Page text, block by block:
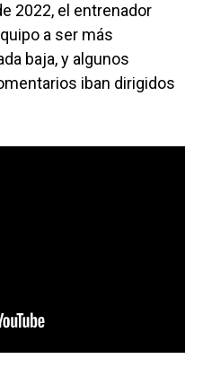
2022, el entrenador
a ser más
baja, y algunos
iban dirigidos